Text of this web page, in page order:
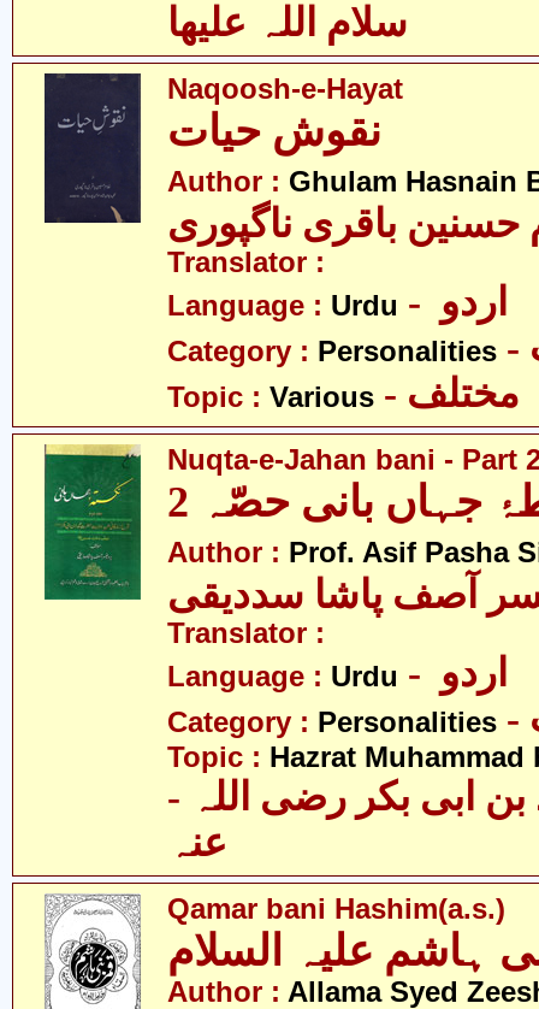
سلام اللہ علیھا
Naqoosh-e-Hayat
Author : Ghulam Hasnain
Translator :
Language : Urdu
Category : Personalities
Topic : Various - مختلف
Nuqta-e-Jahan bani - Part
جہاں بانی حصّہ 2
Author : Prof. Asif Pasha
آصف پاشا سددیقی
Translator :
Language : Urdu
Category : Personalities
Topic : Hazrat
- حضرت محمّد بن ابی بکر رضی اللہ
عنہ
Qamar bani Hashim(a.s.)
ہاشم علیہ السلام
Author : Allama Syed